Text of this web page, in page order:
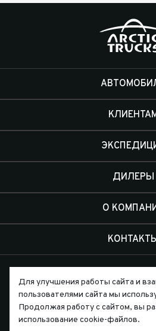
ДИЛЕРЫ
О
Письмо
Для улучшения работы сайта и
пользователями сайта мы
Продолжая работу с сайтом, вы
использование cookie-файлов.